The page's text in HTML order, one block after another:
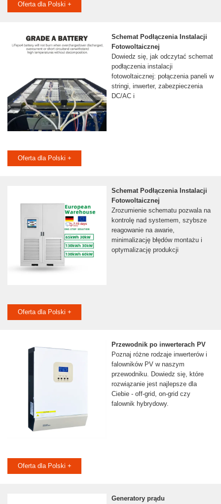
Oferta dla Polski +
Schemat Podłączenia Instalacji
Fotowoltaicznej
Dowiedz się, jak odczytać schemat
podłączenia instalacji
fotowoltaicznej: połączenia paneli w
stringi, inwerter, zabezpieczenia
DC/AC i
Oferta dla Polski +
Schemat Podłączenia Instalacji
Fotowoltaicznej
Zrozumienie schematu pozwala na
kontrolę nad systemem, szybsze
reagowanie na awarie,
minimalizację błędów montażu i
optymalizację produkcji
Oferta dla Polski +
Przewodnik po inwerterach PV
Poznaj różne rodzaje inwerterów i
falowników PV w naszym
przewodniku. Dowiedz się, które
rozwiązanie jest najlepsze dla
Ciebie - off-grid, on-grid czy
falownik hybrydowy.
Oferta dla Polski +
Generatory prądu